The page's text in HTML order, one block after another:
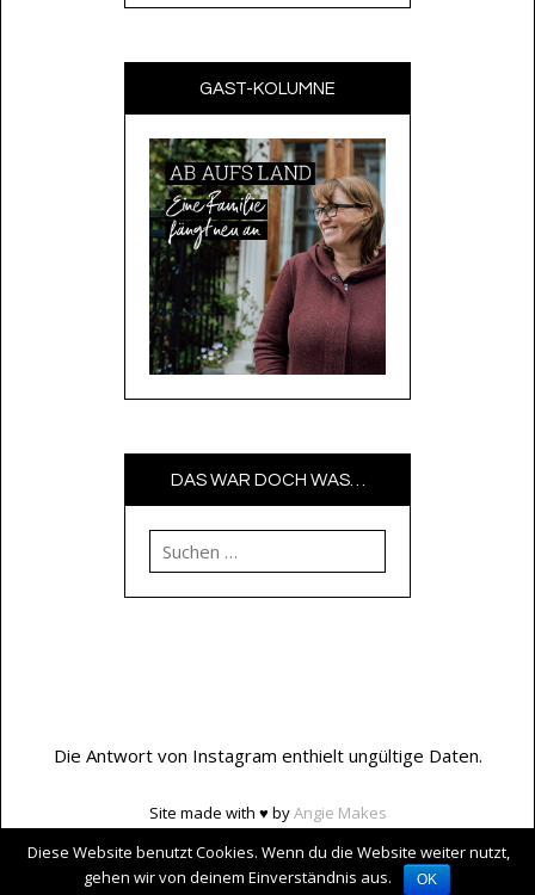
GAST-KOLUMNE
DAS WAR DOCH WAS…
Suchen nach:
Die Antwort von Instagram enthielt ungültige Daten.
Site made with ♥ byAngie Makes
Diese Website benutzt Cookies. Wenn du die Website weiter nutzt,
gehen wir von deinem Einverständnis aus.
OK